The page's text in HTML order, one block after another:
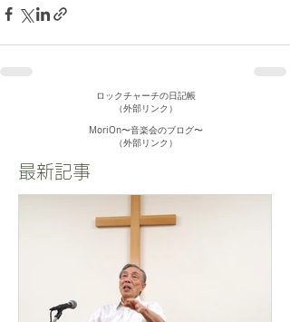
ロックチャーチの日記帳
（外部リンク）
MoriOn〜音楽会のブログ〜
​（外部リンク）
最新記事